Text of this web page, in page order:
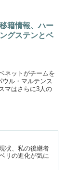
籍情報、ハー
グステンとベ
ネットがチームを
ル・マルテンス
マはさらに3人の
状、私の後継者
リの進化が気に